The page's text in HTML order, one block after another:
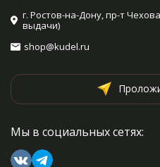
г. Ростов-на-Дону, пр-т
выдачи)
shop@kudel.ru
Мы в социальных сетях: